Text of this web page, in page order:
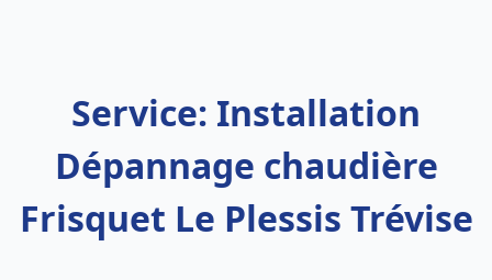
Service: Installation
Dépannage chaudière
Frisquet Le Plessis Trévise